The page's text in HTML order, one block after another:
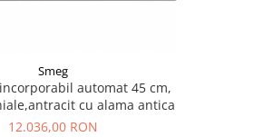
Smeg
automat 45 cm,
cu alama antica
12.036,00 RON